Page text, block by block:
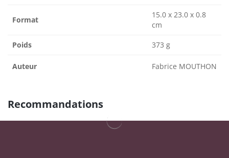
Format
15.0 x 23.0 x 0.8
cm
Poids 373 g
Auteur Fabrice MOUTHON
Recommandations